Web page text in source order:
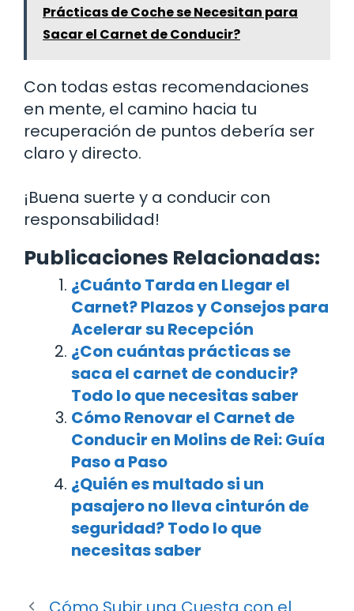
Prácticas de Coche se Necesitan para
Sacar el Carnet de Conducir?
Con todas estas recomendaciones
en mente, el camino hacia tu
recuperación de puntos debería ser
claro y directo.
¡Buena suerte y a conducir con
responsabilidad!
Publicaciones Relacionadas:
¿Cuánto Tarda en Llegar el
Carnet? Plazos y Consejos para
Acelerar su Recepción
¿Con cuántas prácticas se
saca el carnet de conducir?
Todo lo que necesitas saber
Cómo Renovar el Carnet de
Conducir en Molins de Rei: Guía
Paso a Paso
¿Quién es multado si un
pasajero no lleva cinturón de
seguridad? Todo lo que
necesitas saber